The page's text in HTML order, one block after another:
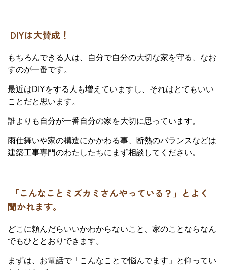
DIYは大賛成！
もちろんできる人は、自分で自分の大切な家を守る、なお
すのが一番です。
最近はDIYをする人も増えていますし、それはとてもいい
ことだと思います。
誰よりも自分が一番自分の家を大切に思っています。
雨仕舞いや家の構造にかかわる事、断熱のバランスなどは
建築工事専門のわたしたちにまず相談してください。
「こんなことミズカミさんやっている？」とよく
聞かれます。
どこに頼んだらいいかわからないこと、家のことならなん
でもひととおりできます。
まずは、お電話で「こんなことで悩んでます」と仰ってい